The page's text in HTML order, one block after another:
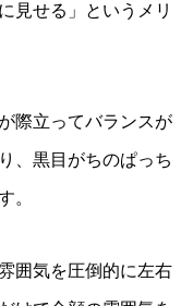
見せる」というメリ
際立ってバランスが
、黒目がちのぱっち
。
囲気を圧倒的に左右